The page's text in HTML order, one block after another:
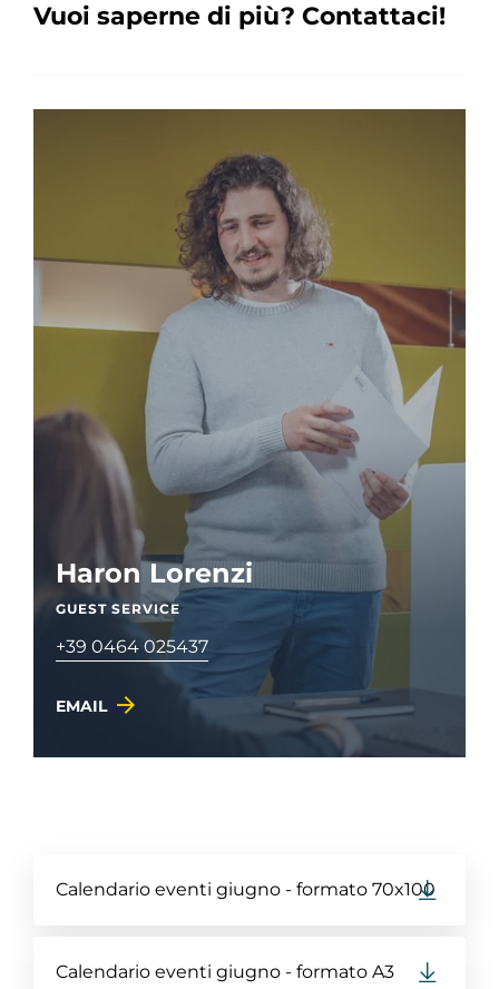
Vuoi saperne di più? Contattaci!
Haron Lorenzi
GUEST SERVICE
+39 0464 025437
EMAIL
Calendario eventi giugno - formato 70x100
Calendario eventi giugno - formato A3